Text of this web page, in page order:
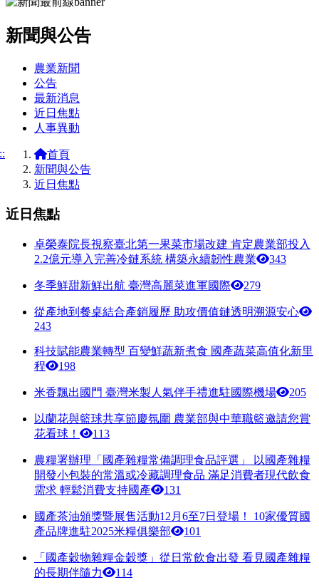
新聞與公告
農業新聞
公告
最新消息
近日焦點
人事異動
首頁
新聞與公告
近日焦點
近日焦點
卓榮泰院長視察臺北第一果菜市場改建 肯定農業部投入
2.2億元導入完善冷鏈系統 構築永續韌性農業
343
冬季鮮甜新鮮出航 臺灣高麗菜進軍國際 279
從產地到餐桌結合產銷履歷 助攻價值鏈透明溯源安心
243
科技賦能農業轉型 百變鮮蔬新煮食 國產蔬菜高值化新里
程
198
米香飄出國門 臺灣米製人氣伴手禮進駐國際機場 205
以蘭花與籃球共享節慶氛圍 農業部與中華職籃邀請您賞
花看球！
113
農糧署辦理「國產雜糧常備調理食品評選」 以國產雜糧
開發小包裝的常溫或冷藏調理食品 滿足消費者現代飲食
需求 輕鬆消費支持國產
131
國產茶油頒獎暨展售活動12月6至7日登場！ 10家優質國
產品牌進駐2025米糧俱樂部
101
「國產穀物雜糧金穀獎」從日常飲食出發 看見國產雜糧
的長期伴隨力
114